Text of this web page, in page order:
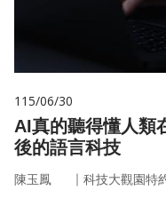
115/06/30
AI真的聽得懂人類
後的語言科技
陳玉鳳 ｜ 科技大觀園特